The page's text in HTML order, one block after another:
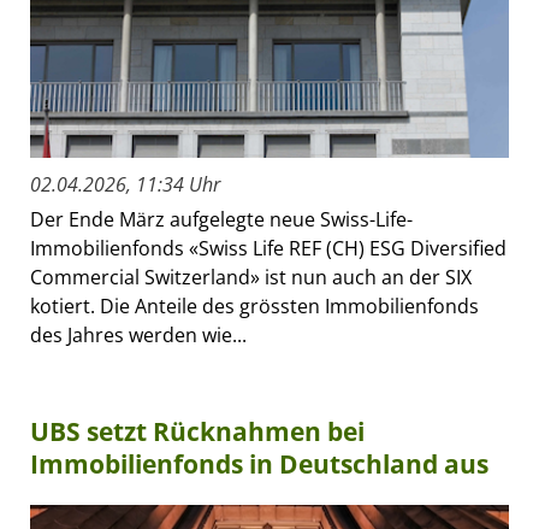
02.04.2026, 11:34 Uhr
Der Ende März aufgelegte neue Swiss-Life-
Immobilienfonds «Swiss Life REF (CH) ESG Diversified
Commercial Switzerland» ist nun auch an der SIX
kotiert. Die Anteile des grössten Immobilienfonds
des Jahres werden wie...
UBS setzt Rücknahmen bei
Immobilienfonds in Deutschland aus